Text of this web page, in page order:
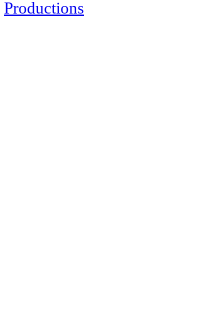
Productions